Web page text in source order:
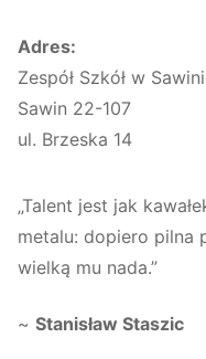
Adres:
Zespół Szkół w
Sawin 22-107
ul. Brzeska 14
„Talent jest jak
metalu: dopiero pilna
wielką mu nada.”
~ Stanisław Staszic